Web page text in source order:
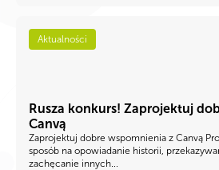
Aktualności
Rusza konkurs! Zaprojektuj
Canvą
Zaprojektuj dobre wspomnienia z Canvą
sposób na opowiadanie historii,
zachęcanie innych...